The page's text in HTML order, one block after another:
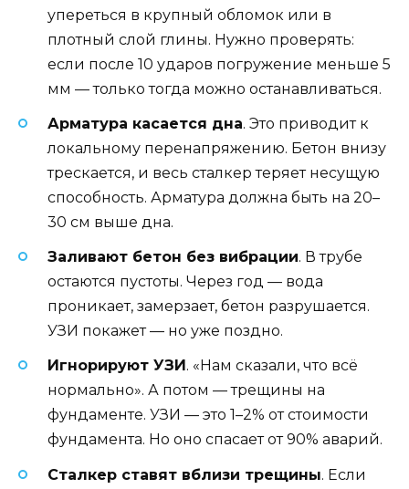
упереться в крупный обломок или в
плотный слой глины. Нужно проверять:
если после 10 ударов погружение меньше 5
мм — только тогда можно останавливаться.
Арматура касается дна. Это приводит к
локальному перенапряжению. Бетон внизу
трескается, и весь сталкер теряет несущую
способность. Арматура должна быть на 20–
30 см выше дна.
Заливают бетон без вибрации. В трубе
остаются пустоты. Через год — вода
проникает, замерзает, бетон разрушается.
УЗИ покажет — но уже поздно.
Игнорируют УЗИ . «Нам сказали, что всё
нормально». А потом — трещины на
фундаменте. УЗИ — это 1–2% от стоимости
фундамента. Но оно спасает от 90% аварий.
Сталкер ставят вблизи трещины. Если